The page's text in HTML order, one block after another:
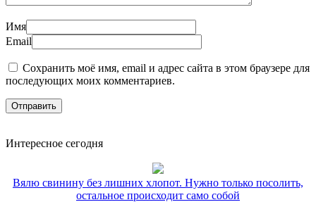
Имя
Email
Сохранить моё имя, email и адрес сайта в этом браузере для
последующих моих комментариев.
Интересное сегодня
Вялю свинину без лишних хлопот. Нужно только посолить,
остальное происходит само собой